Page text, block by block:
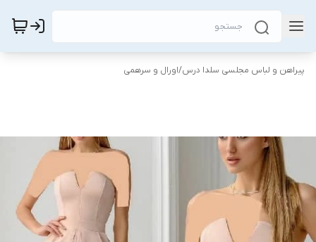
پیراهن و لباس مجلسی سلدا درس/اورال و سرهمی